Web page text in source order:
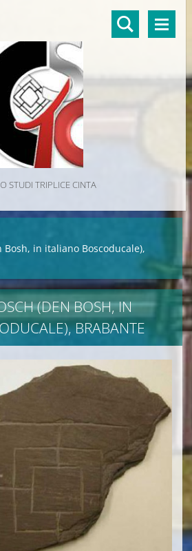
STUDI TRIPLICE CINTA
Bosh, in italiano Boscoducale),
(DEN BOSH, IN
BRABANTE